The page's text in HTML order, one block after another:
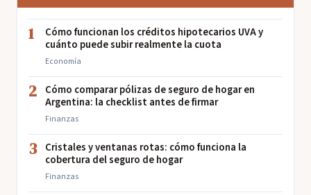
1
Cómo funcionan los créditos hipotecarios UVA y
cuánto puede subir realmente la cuota
Economía
2
Cómo comparar pólizas de seguro de hogar en
Argentina: la checklist antes de firmar
Finanzas
3
Cristales y ventanas rotas: cómo funciona la
cobertura del seguro de hogar
Finanzas